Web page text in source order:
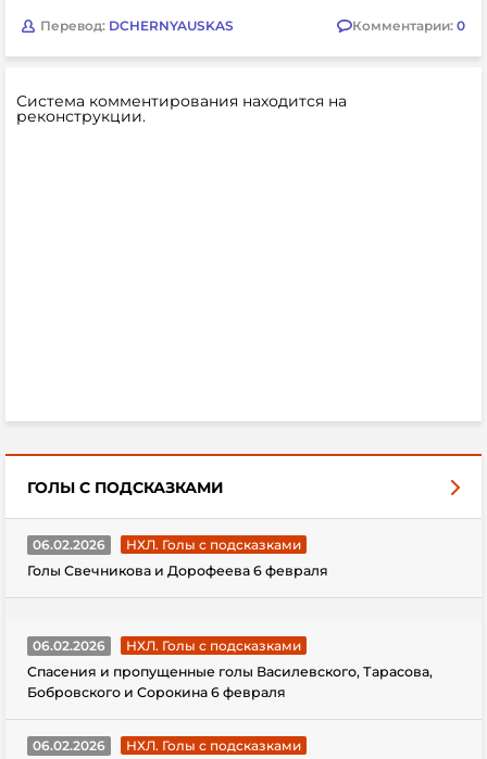
Перевод: DCHERNYAUSKAS Комментарии: 0
Система комментирования находится на
реконструкции.
ГОЛЫ С ПОДСКАЗКАМИ
06.02.2026
НХЛ. Голы с подсказками
Голы Свечникова и Дорофеева 6 февраля
06.02.2026
НХЛ. Голы с подсказками
Спасения и пропущенные голы Василевского, Тарасова,
Бобровского и Сорокина 6 февраля
06.02.2026
НХЛ. Голы с подсказками